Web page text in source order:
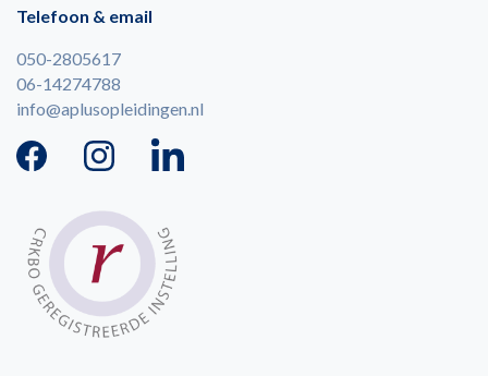
Telefoon & email
050-2805617
06-14274788
info@aplusopleidingen.nl